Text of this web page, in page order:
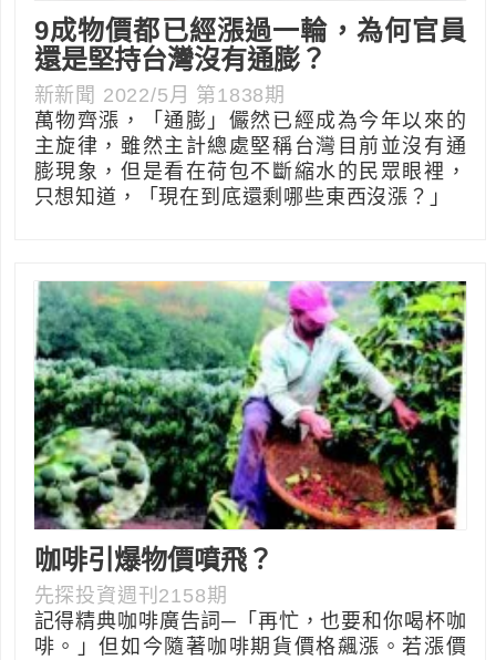
9成物價都已經漲過一輪，為何官員
還是堅持台灣沒有通膨？
新新聞 2022/5月 第1838期
萬物齊漲，「通膨」儼然已經成為今年以來的
主旋律，雖然主計總處堅稱台灣目前並沒有通
膨現象，但是看在荷包不斷縮水的民眾眼裡，
只想知道，「現在到底還剩哪些東西沒漲？」
咖啡引爆物價噴飛？
先探投資週刊2158期
記得精典咖啡廣告詞─「再忙，也要和你喝杯咖
啡。」但如今隨著咖啡期貨價格飆漲。若漲價